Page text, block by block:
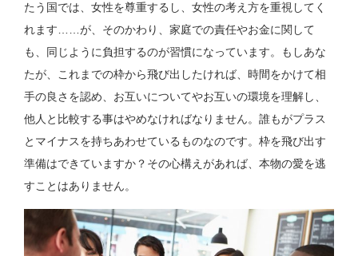
たう国では、女性を尊重するし、女性の考え方を重視してく
れます……が、そのかわり、家庭での責任やお金に関して
も、同じように負担するのが習慣になっています。もしあな
たが、これまでの枠から飛び出したければ、時間をかけて相
手の良さを認め、お互いについてやお互いの環境を理解し、
他人と比較する事はやめなければなりません。誰もがプラス
とマイナスを持ちあわせているものなのです。枠を飛び出す
準備はできていますか？その心構えがあれば、本物の愛を逃
すことはありません。